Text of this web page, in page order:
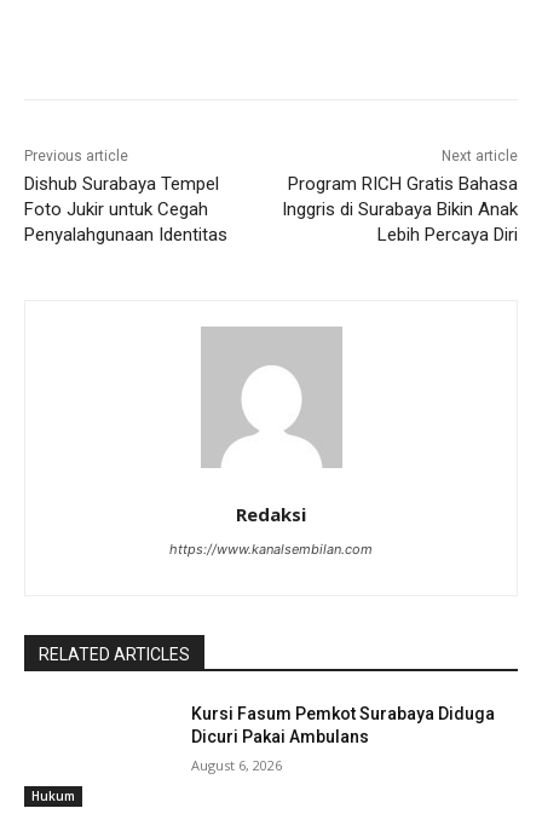
Previous article
Dishub Surabaya Tempel
Foto Jukir untuk Cegah
Penyalahgunaan Identitas
Next article
Program RICH Gratis Bahasa
Inggris di Surabaya Bikin Anak
Lebih Percaya Diri
Redaksi
https://www.kanalsembilan.com
RELATED ARTICLES
Hukum
Kursi Fasum Pemkot Surabaya Diduga
Dicuri Pakai Ambulans
August 6, 2026